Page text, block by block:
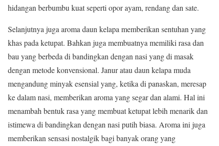
hidangan berbumbu kuat seperti opor ayam, rendang dan sate.
Selanjutnya juga aroma daun kelapa memberikan sentuhan yang
khas pada ketupat. Bahkan juga membuatnya memiliki rasa dan
bau yang berbeda di bandingkan dengan nasi yang di masak
dengan metode konvensional. Janur atau daun kelapa muda
mengandung minyak esensial yang, ketika di panaskan, meresap
ke dalam nasi, memberikan aroma yang segar dan alami. Hal ini
menambah bentuk rasa yang membuat ketupat lebih menarik dan
istimewa di bandingkan dengan nasi putih biasa. Aroma ini juga
memberikan sensasi nostalgik bagi banyak orang yang